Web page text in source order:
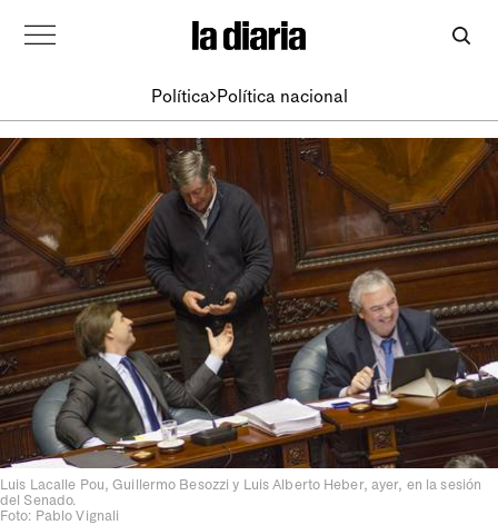
Política Política nacional
Luis Lacalle Pou, Guillermo Besozzi y Luis Alberto Heber, ayer, en la sesión
del Senado.
Foto: Pablo Vignali